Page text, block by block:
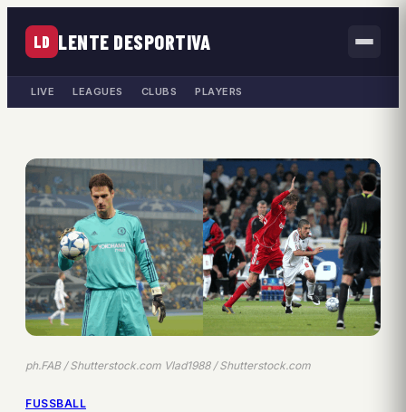
LD LENTE DESPORTIVA
LIVE LEAGUES CLUBS PLAYERS
ph.FAB / Shutterstock.com Vlad1988 / Shutterstock.com
FUSSBALL